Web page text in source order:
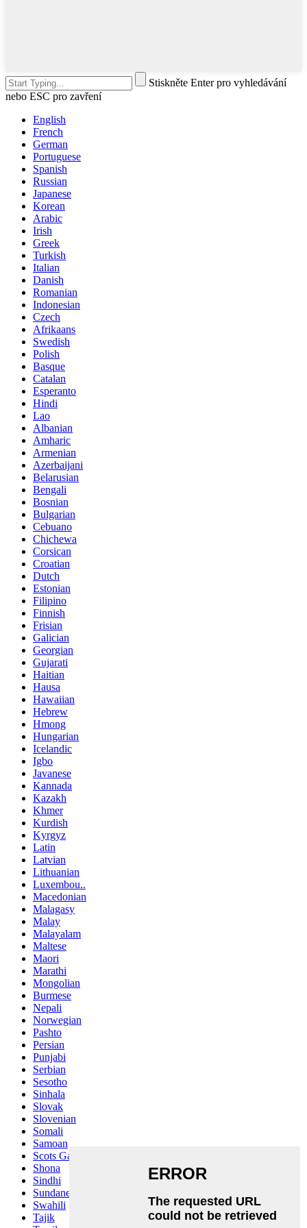
Stiskněte Enter pro vyhledávání
nebo ESC pro zavření
English
French
German
Portuguese
Spanish
Russian
Japanese
Korean
Arabic
Irish
Greek
Turkish
Italian
Danish
Romanian
Indonesian
Czech
Afrikaans
Swedish
Polish
Basque
Catalan
Esperanto
Hindi
Lao
Albanian
Amharic
Armenian
Azerbaijani
Belarusian
Bengali
Bosnian
Bulgarian
Cebuano
Chichewa
Corsican
Croatian
Dutch
Estonian
Filipino
Finnish
Frisian
Galician
Georgian
Gujarati
Haitian
Hausa
Hawaiian
Hebrew
Hmong
Hungarian
Icelandic
Igbo
Javanese
Kannada
Kazakh
Khmer
Kurdish
Kyrgyz
Latin
Latvian
Lithuanian
Luxembou..
Macedonian
Malagasy
Malay
Malayalam
Maltese
Maori
Marathi
Mongolian
Burmese
Nepali
Norwegian
Pashto
Persian
Punjabi
Serbian
Sesotho
Sinhala
Slovak
Slovenian
Somali
Samoan
Scots Gaelic
Shona
Sindhi
Sundanese
Swahili
Tajik